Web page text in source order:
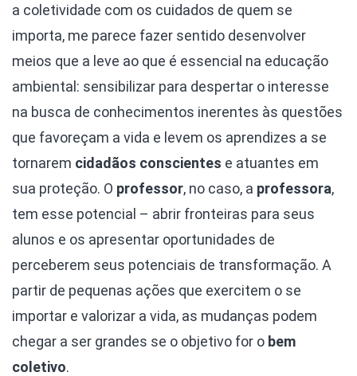
a coletividade com os cuidados de quem se
importa, me parece fazer sentido desenvolver
meios que a leve ao que é essencial na educação
ambiental: sensibilizar para despertar o interesse
na busca de conhecimentos inerentes às questões
que favoreçam a vida e levem os aprendizes a se
tornarem cidadãos conscientes e atuantes em
sua proteção. O professor, no caso, a professora,
tem esse potencial – abrir fronteiras para seus
alunos e os apresentar oportunidades de
perceberem seus potenciais de transformação. A
partir de pequenas ações que exercitem o se
importar e valorizar a vida, as mudanças podem
chegar a ser grandes se o objetivo for o bem
coletivo.